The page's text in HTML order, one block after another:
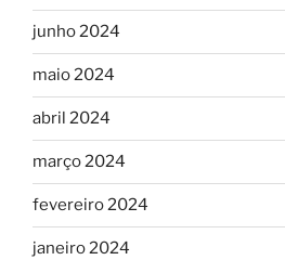
junho 2024
maio 2024
abril 2024
março 2024
fevereiro 2024
janeiro 2024